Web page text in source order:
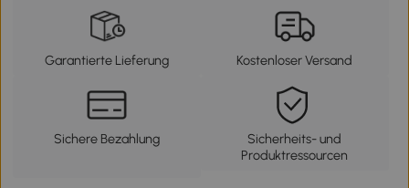
Garantierte Lieferung Kostenloser Versand
Sichere Bezahlung
Sicherheits- und
Produktressourcen